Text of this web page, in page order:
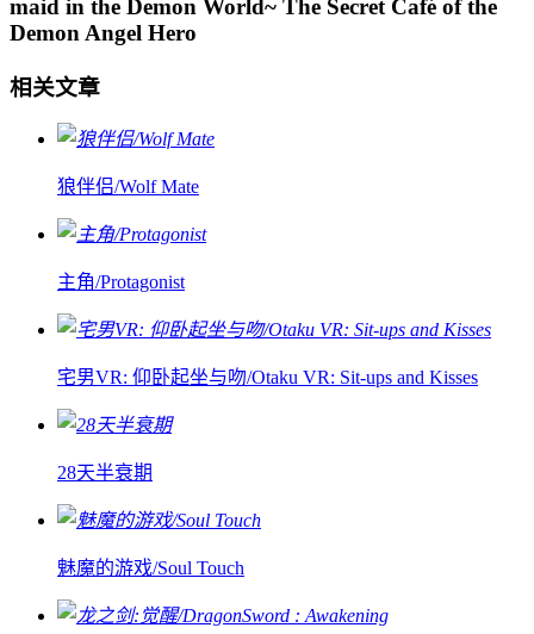
maid in the Demon World~ The Secret Café of the
Demon Angel Hero
相关文章
狼伴侣/Wolf Mate
主角/Protagonist
宅男VR: 仰卧起坐与吻/Otaku VR: Sit-ups and Kisses
28天半衰期
魅魔的游戏/Soul Touch